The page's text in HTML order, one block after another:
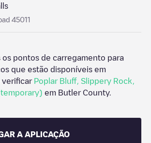
45011
pontos de carregamento para
que estão disponíveis em
verificar Poplar Bluff Slippery Rock
em Butler County.
A APLICAÇÃO